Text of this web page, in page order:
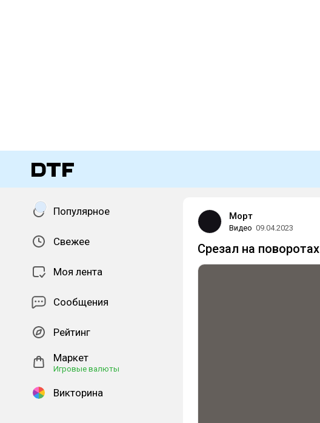
Популярное
Свежее
Моя лента
Сообщения
Рейтинг
Маркет
Игровые валюты
Викторина
Морт
Видео 09.04.2023
Срезал на поворотах